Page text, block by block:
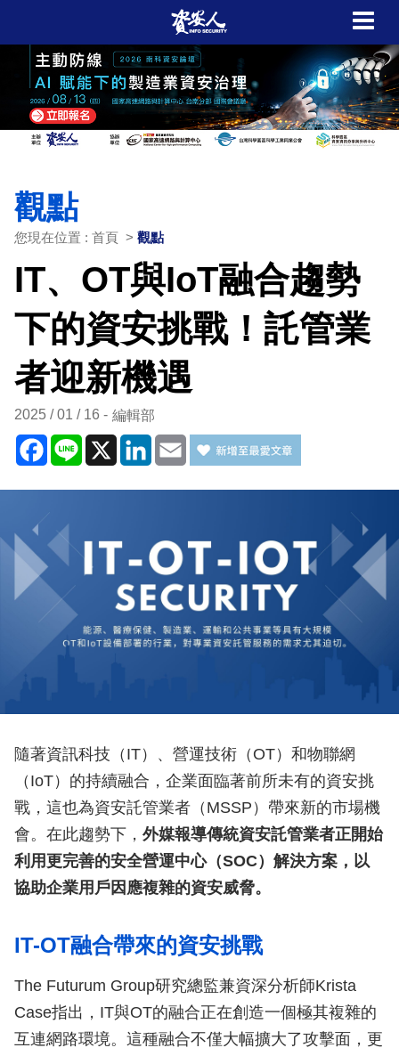
觀點
您現在位置 : 首頁 > 觀點
IT、OT與IoT融合趨勢
下的資安挑戰！託管業
者迎新機遇
2025 / 01 / 16 編輯部
Facebook
Line X LinkedIn
Email
隨著資訊科技（IT）、營運技術（OT）和物聯網
（IoT）的持續融合，企業面臨著前所未有的資安挑
戰，這也為資安託管業者（MSSP）帶來新的市場機
會。在此趨勢下， 外媒報導傳統資安託管業者正開始
利用更完善的安全營運中心（SOC）解決方案，以
協助企業用戶因應複雜的資安威脅。
IT-OT融合帶來的資安挑戰
The Futurum Group研究總監兼資深分析師Krista
Case指出，IT與OT的融合正在創造一個極其複雜的
互連網路環境。這種融合不僅大幅擴大了攻擊面，更